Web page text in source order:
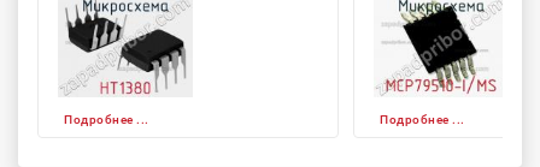
Подробнее ... Подробнее ...